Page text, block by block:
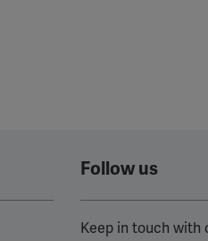
Follow us
Keep in touch with